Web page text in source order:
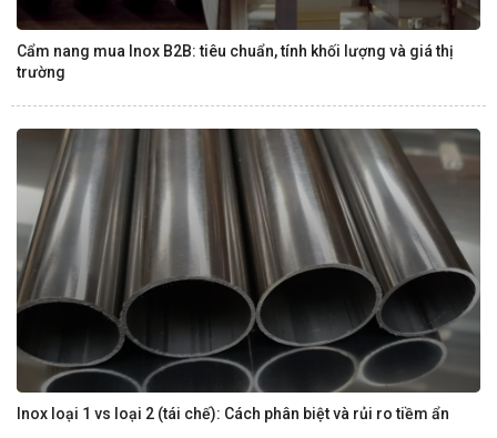
Cẩm nang mua Inox B2B: tiêu chuẩn, tính khối lượng và giá thị
trường
Inox loại 1 vs loại 2 (tái chế): Cách phân biệt và rủi ro tiềm ẩn